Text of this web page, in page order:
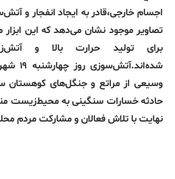
اجسام خارجی،قادر به ایجاد انفجار و
تصاویر موجود نشان می‌دهد که این
برای تولید حرارت بالا و
وسیعی از مراتع و جنگل‌های کوهستان
حادثه خسارات سنگینی به محیط‌زیست
نهایت با تلاش فعالان و مشارکت مردم